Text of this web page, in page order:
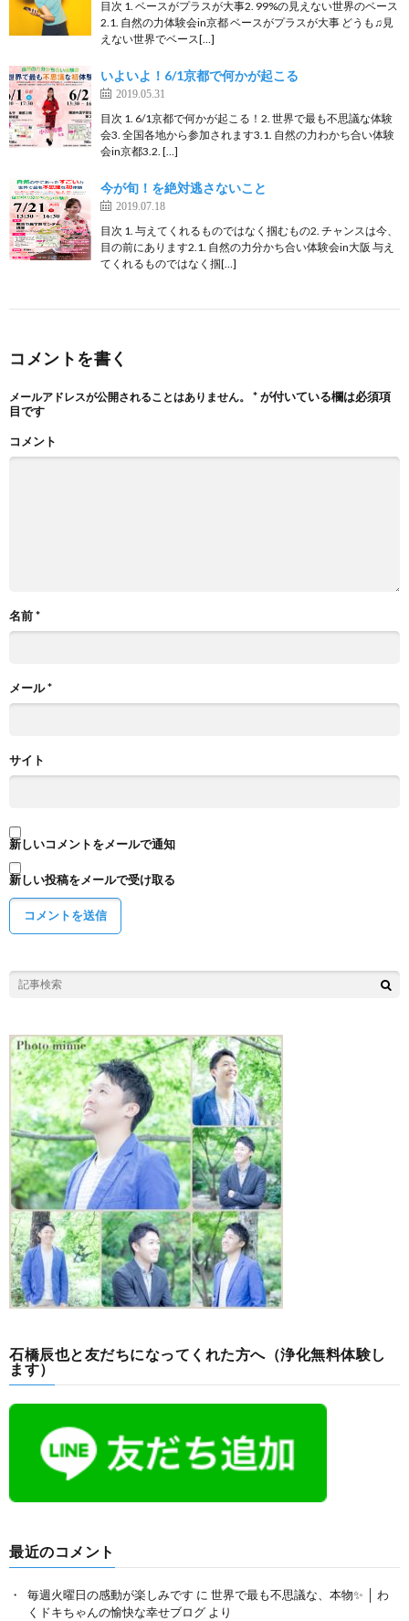
目次 1. ベースがプラスが大事2. 99%の見えない世界のベース
2.1. 自然の力体験会in京都 ベースがプラスが大事 どうも♫見
えない世界でベース[…]
いよいよ！6/1京都で何かが起こる
2019.05.31
目次 1. 6/1京都で何かが起こる！2. 世界で最も不思議な体験
会3. 全国各地から参加されます3.1. 自然の力わかち合い体験
会in京都3.2. […]
今が旬！を絶対逃さないこと
2019.07.18
目次 1. 与えてくれるものではなく掴むもの2. チャンスは今、
目の前にあります2.1. 自然の力分かち合い体験会in大阪 与え
てくれるものではなく掴[…]
コメントを書く
メールアドレスが公開されることはありません。 *が付いている欄は必須項
目です
コメント
名前*
メール*
サイト
新しいコメントをメールで通知
新しい投稿をメールで受け取る
石橋辰也と友だちになってくれた方へ（浄化無料体験し
ます）
最近のコメント
毎週火曜日の感動が楽しみです に 世界で最も不思議な、本物✨ │ わ
くドキちゃんの愉快な幸せブログ より